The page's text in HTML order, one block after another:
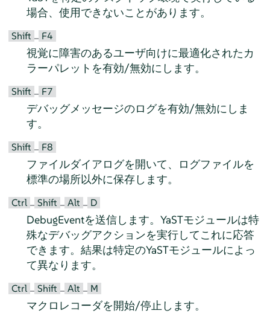
場合、使用できないことがあります。
Shift – F4
視覚に障害のあるユーザ向けに最適化されたカ
ラーパレットを有効/無効にします。
Shift – F7
デバッグメッセージのログを有効/無効にしま
す。
Shift – F8
ファイルダイアログを開いて、ログファイルを
標準の場所以外に保存します。
Ctrl – Shift – Alt – D
DebugEventを送信します。YaSTモジュールは特
殊なデバッグアクションを実行してこれに応答
できます。結果は特定のYaSTモジュールによっ
て異なります。
Ctrl – Shift – Alt – M
マクロレコーダを開始/停止します。